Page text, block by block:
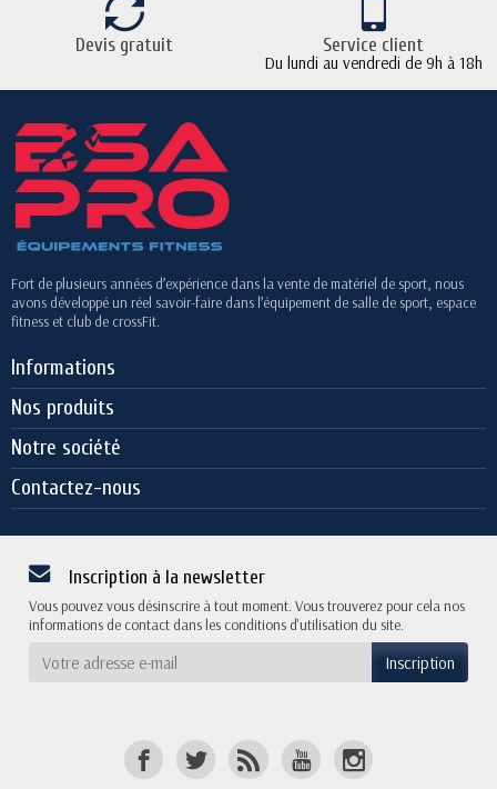
Devis gratuit Service client
Du lundi au vendredi de 9h à 18h
Fort de plusieurs années d’expérience dans la vente de matériel de sport, nous
avons développé un réel savoir-faire dans l’équipement de salle de sport, espace
fitness et club de crossFit.
Informations
Nos produits
Notre société
Contactez-nous
Inscription à la newsletter
Vous pouvez vous désinscrire à tout moment. Vous trouverez pour cela nos
informations de contact dans les conditions d'utilisation du site.